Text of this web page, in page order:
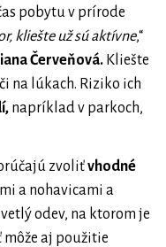
pobytu v prírode
kliešte už sú aktívne,“
Červeňová. Kliešte
na lúkach. Riziko ich
napríklad v parkoch,
zvoliťvhodné
a nohavicami a
odev, na ktorom je
môže aj použitie